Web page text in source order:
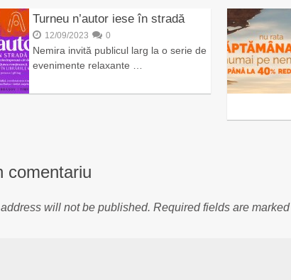
Turneu n’autor iese în stradă
12/09/2023 0
Nemira invită publicul larg la o serie de
evenimente relaxante …
comentariu
will not be published. Required fields are marked